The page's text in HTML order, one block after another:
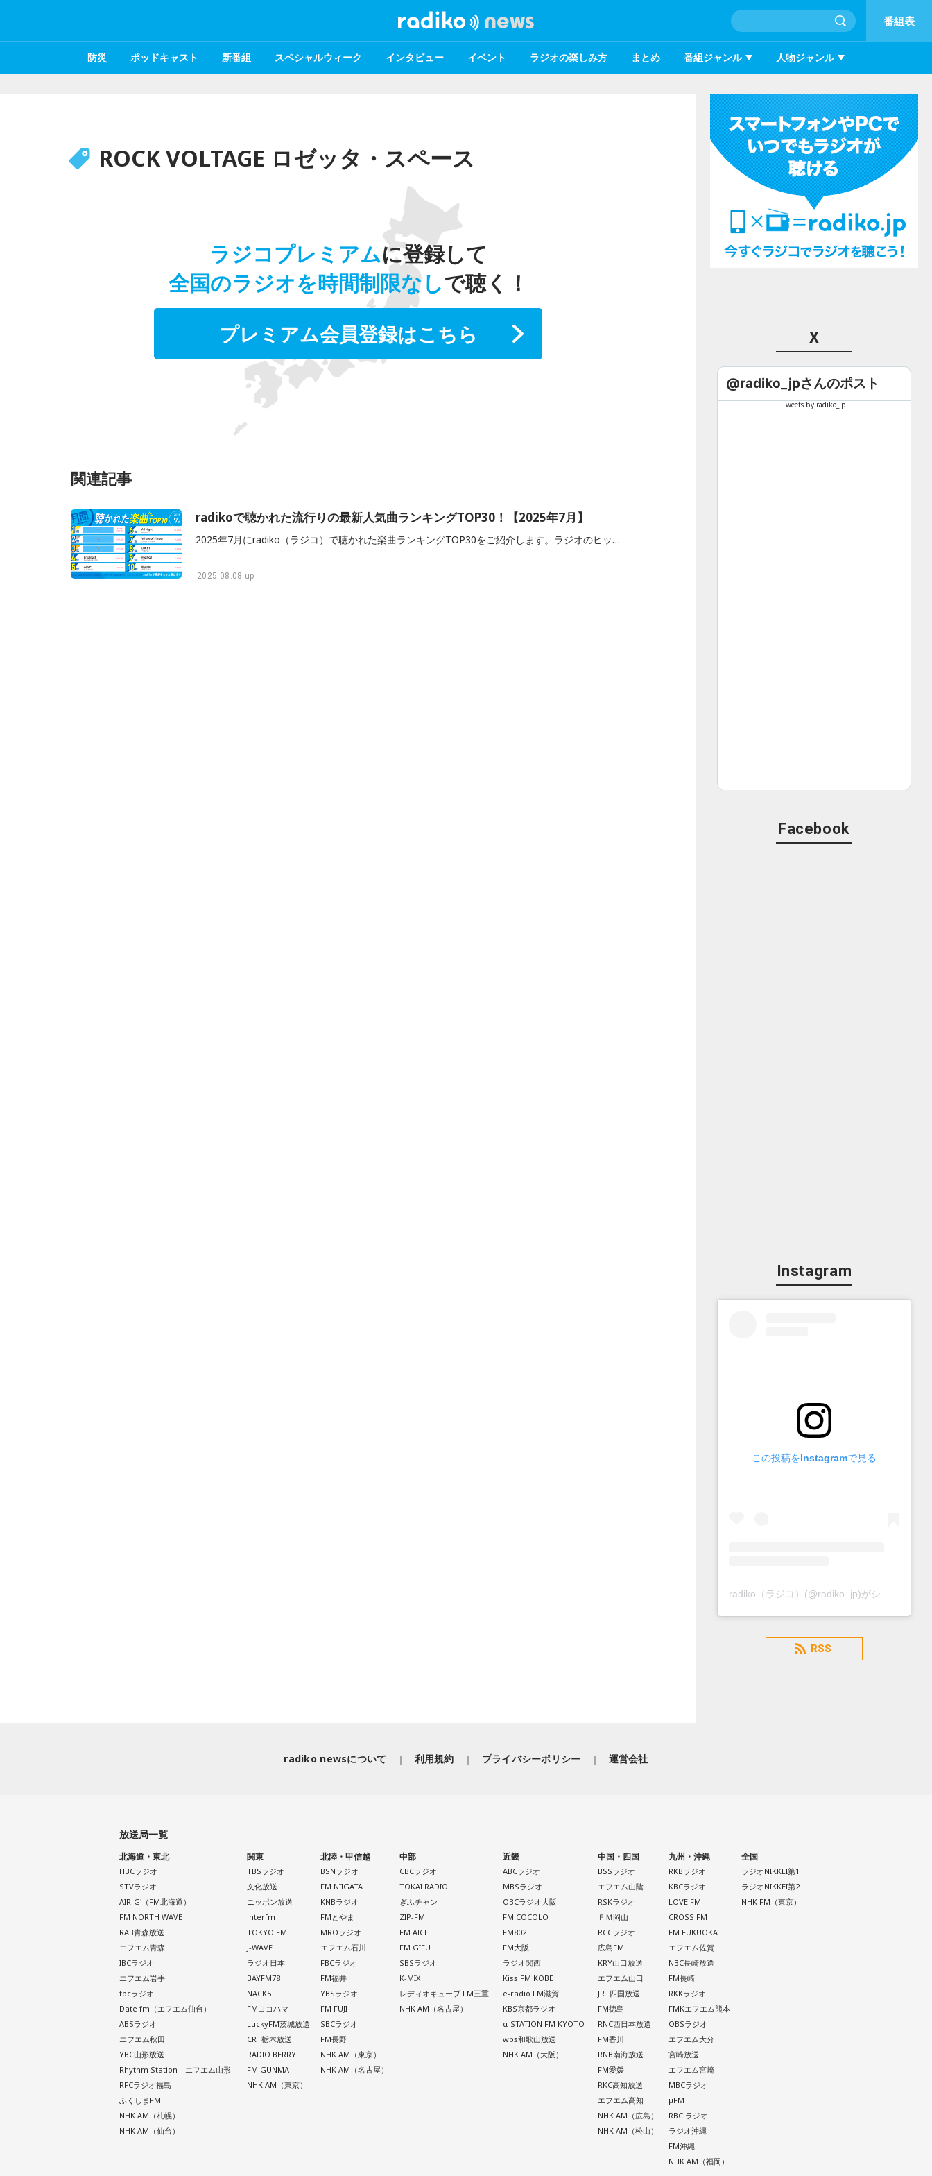
番組表
防災 ポッドキャスト 新番組 スペシャルウィーク インタビュー イベント ラジオの楽しみ方 まとめ 番組ジャンル 人物ジャンル
ROCK VOLTAGE ロゼッタ・スペース
ラジコプレミアムに登録して
全国のラジオを時間制限なしで聴く！
プレミアム会員登録はこちら
関連記事
radikoで聴かれた流行りの最新人気曲ランキングTOP30！【2025年7月】
2025年7月にradiko（ラジコ）で聴かれた楽曲ランキングTOP30をご紹介します。ラジオのヒットチャート番組を中心に、radikoで最近よく流れる流行の楽曲、ヒット曲からコアなファンに人気の曲まで、他とはひと味違ったランキングをお楽しみください！※radikoへ楽曲情報の提供がある放送局（全63局）での各番組のオンエア楽曲を対象に集計。radiko上で聴かれた延べ聴取回数にてランキング化しています。
2025.08.08 up
X
@radiko_jpさんのポスト
Tweets by radiko_jp
Facebook
Instagram
この投稿をInstagramで見る
radiko（ラジコ）(@radiko_jp)がシェアした投稿
RSS
radiko newsについて 利用規約 プライバシーポリシー 運営会社
放送局一覧
北海道・東北
HBCラジオ
STVラジオ
AIR-G'（FM北海道）
FM NORTH WAVE
RAB青森放送
エフエム青森
IBCラジオ
エフエム岩手
tbcラジオ
Date fm（エフエム仙台）
ABSラジオ
エフエム秋田
YBC山形放送
Rhythm Station エフエム山形
RFCラジオ福島
ふくしまFM
NHK AM（札幌）
NHK AM（仙台）
関東
TBSラジオ
文化放送
ニッポン放送
interfm
TOKYO FM
J-WAVE
ラジオ日本
BAYFM78
NACK5
FMヨコハマ
LuckyFM茨城放送
CRT栃木放送
RADIO BERRY
FM GUNMA
NHK AM（東京）
北陸・甲信越
BSNラジオ
FM NIIGATA
KNBラジオ
FMとやま
MROラジオ
エフエム石川
FBCラジオ
FM福井
YBSラジオ
FM FUJI
SBCラジオ
FM長野
NHK AM（東京）
NHK AM（名古屋）
中部
CBCラジオ
TOKAI RADIO
ぎふチャン
ZIP-FM
FM AICHI
FM GIFU
SBSラジオ
K-MIX
レディオキューブ FM三重
NHK AM（名古屋）
近畿
ABCラジオ
MBSラジオ
OBCラジオ大阪
FM COCOLO
FM802
FM大阪
ラジオ関西
Kiss FM KOBE
e-radio FM滋賀
KBS京都ラジオ
α-STATION FM KYOTO
wbs和歌山放送
NHK AM（大阪）
中国・四国
BSSラジオ
エフエム山陰
RSKラジオ
ＦＭ岡山
RCCラジオ
広島FM
KRY山口放送
エフエム山口
JRT四国放送
FM徳島
RNC西日本放送
FM香川
RNB南海放送
FM愛媛
RKC高知放送
エフエム高知
NHK AM（広島）
NHK AM（松山）
九州・沖縄
RKBラジオ
KBCラジオ
LOVE FM
CROSS FM
FM FUKUOKA
エフエム佐賀
NBC長崎放送
FM長崎
RKKラジオ
FMKエフエム熊本
OBSラジオ
エフエム大分
宮崎放送
エフエム宮崎
MBCラジオ
μFM
RBCiラジオ
ラジオ沖縄
FM沖縄
NHK AM（福岡）
全国
ラジオNIKKEI第1
ラジオNIKKEI第2
NHK FM（東京）